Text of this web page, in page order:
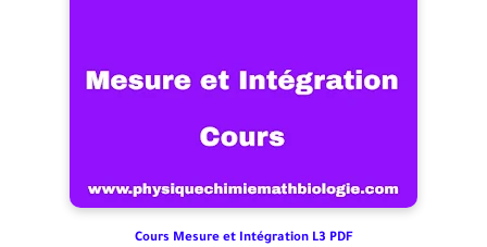
Cours Mesure et Intégration L3 PDF